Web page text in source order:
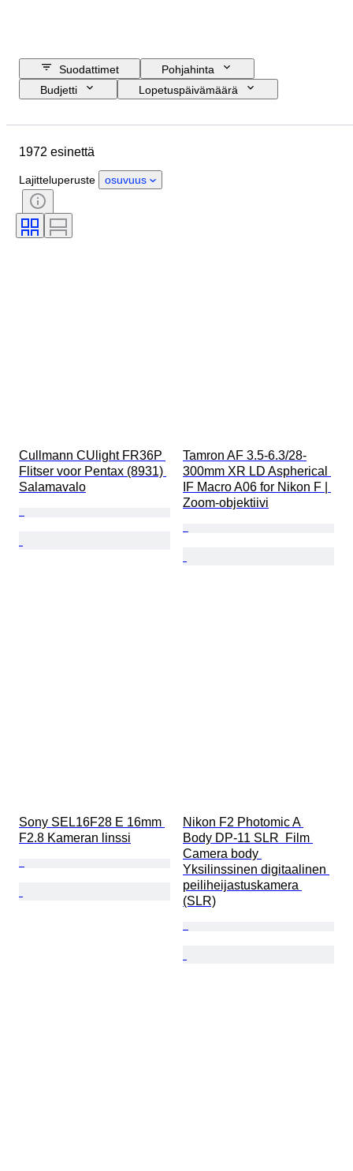
Suodattimet
Pohjahinta
Budjetti
Lopetuspäivämäärä
Kunto
Tyylisuuntaus
Painos
Kieli
Objektiivin kiinnitys
Mikroskoopin tyyppi
1972 esinettä
Lajitteluperuste osuvuus
Cullmann CUlight FR36P
Flitser voor Pentax (8931)
Salamavalo
Tamron AF 3.5-6.3/28-
300mm XR LD Aspherical
IF Macro A06 for Nikon F |
Zoom-objektiivi
Sony SEL16F28 E 16mm
F2.8 Kameran linssi
Nikon F2 Photomic A
Body DP-11 SLR  Film
Camera body
Yksilinssinen digitaalinen
peiliheijastuskamera
(SLR)